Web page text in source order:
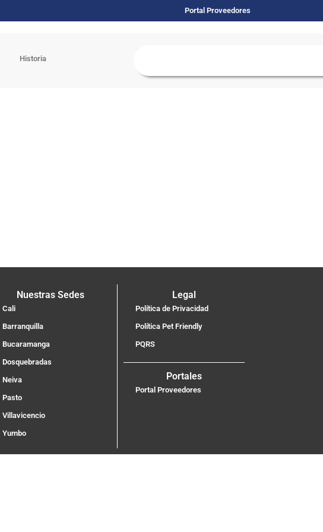
Portal Proveedores
Historia
Nuestras Sedes
Cali
Barranquilla
Bucaramanga
Dosquebradas
Neiva
Pasto
Villavicencio
Yumbo
Legal
Política de Privacidad
Política Pet Friendly
PQRS
Portales
Portal Proveedores